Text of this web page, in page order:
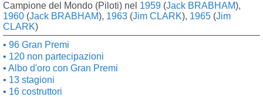
Campione del Mondo (Piloti) nel 1959 (Jack BRABHAM),
1960 (Jack BRABHAM), 1963 (Jim CLARK), 1965 (Jim
CLARK)
96 Gran Premi
120 non partecipazioni
Albo d'oro con Gran Premi
13 stagioni
16 costruttori